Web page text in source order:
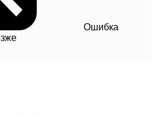
Ошибка